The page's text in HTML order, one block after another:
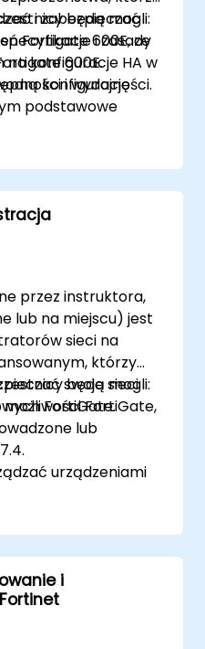
i zabezpieczać
Fortigate 600E, ze
na konfiguracje HA w
i wydajności.
będą mogli:
i zasady
600E.
konfigurację
podstawowe
routingu i
antywirus,
w celu ochrony
sieciowymi.
problemy w
zarządzać
przez instruktora,
lub na miejscu) jest
sieci na
którzy
swoje sieci
FortiGate.
będą mogli:
FortiGate,
lub
urządzeniami
zaawansowanymi
takimi jak IPS,
stroni